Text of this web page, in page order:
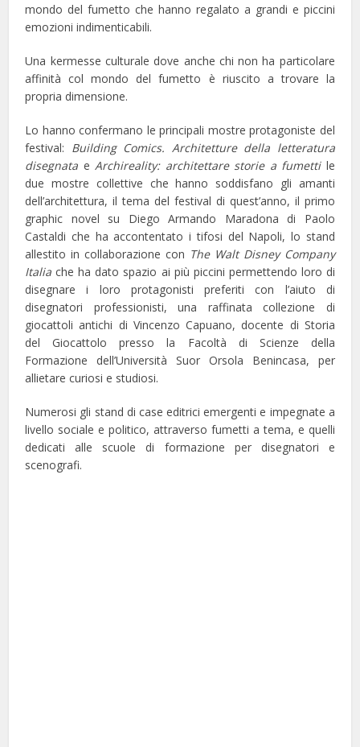
mondo del fumetto che hanno regalato a grandi e piccini
emozioni indimenticabili.
Una kermesse culturale dove anche chi non ha particolare
affinità col mondo del fumetto è riuscito a trovare la
propria dimensione.
Lo hanno confermano le principali mostre protagoniste del
festival: Building Comics. Architetture della letteratura
disegnata eArchireality: architettare storie a fumettile
due mostre collettive che hanno soddisfano gli amanti
dell’architettura, il tema del festival di quest’anno, il primo
graphic novel su Diego Armando Maradona di Paolo
Castaldi che ha accontentato i tifosi del Napoli, lo stand
allestito in collaborazione con The Walt Disney Company
Italia che ha dato spazio ai più piccini permettendo loro di
disegnare i loro protagonisti preferiti con l’aiuto di
disegnatori professionisti, una raffinata collezione di
giocattoli antichi di Vincenzo Capuano, docente di Storia
del Giocattolo presso la Facoltà di Scienze della
Formazione dell’Università Suor Orsola Benincasa, per
allietare curiosi e studiosi.
Numerosi gli stand di case editrici emergenti e impegnate a
livello sociale e politico, attraverso fumetti a tema, e quelli
dedicati alle scuole di formazione per disegnatori e
scenografi.